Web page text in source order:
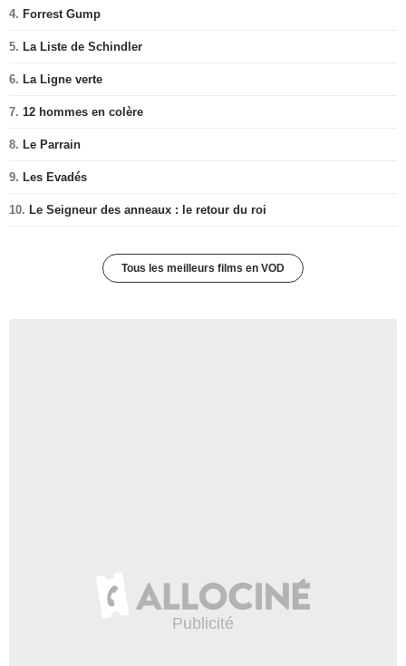
4. Forrest Gump
5. La Liste de Schindler
6. La Ligne verte
7. 12 hommes en colère
8. Le Parrain
9. Les Evadés
10. Le Seigneur des anneaux : le retour du roi
Tous les meilleurs films en VOD